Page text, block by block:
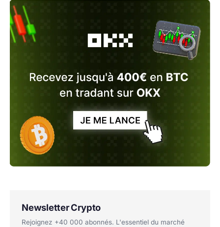
Newsletter Crypto
Rejoignez +40 000 abonnés. L'essentiel du marché